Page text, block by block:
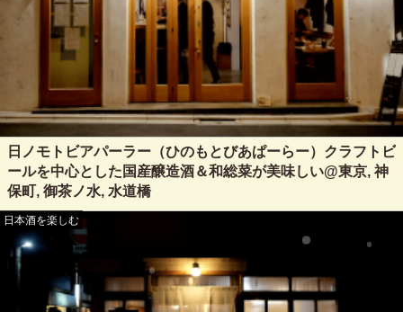
日ノモトビアパーラー（ひのもとびあぱーらー）クラフトビ
ールを中心とした国産醸造酒＆和総菜が美味しい@東京, 神
保町, 御茶ノ水, 水道橋
日本酒を楽しむ